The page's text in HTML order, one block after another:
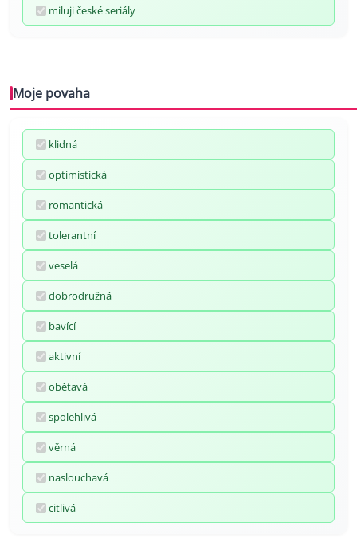
miluji české seriály
Moje povaha
klidná
optimistická
romantická
tolerantní
veselá
dobrodružná
bavící
aktivní
obětavá
spolehlivá
věrná
naslouchavá
citlivá